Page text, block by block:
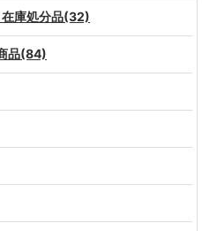
在庫処分品(32)
品(84)